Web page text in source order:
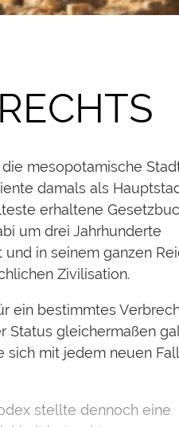
mesopotamische
damals als
erhaltene
um drei Jahrhunderte
in seinem ganzen
Zivilisation.
ein bestimmtes
Status gleichermaßen
sich mit jedem neuen
stellte dennoch eine